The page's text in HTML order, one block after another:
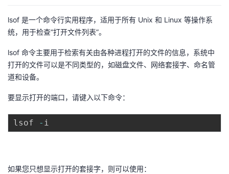
lsof 是一个命令行实用程序，适用于所有 Unix 和 Linux 等操作系
统，用于检查“打开文件列表”。
lsof 命令主要用于检索有关由各种进程打开的文件的信息，系统中
打开的文件可以是不同类型的，如磁盘文件、网络套接字、命名管
道和设备。
要显示打开的端口，请键入以下命令：
lsof -
如果您只想显示打开的套接字，则可以使用：